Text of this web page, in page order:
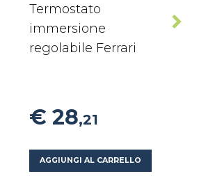
Termostato
immersione
regolabile Ferrari
€ 28,21
AGGIUNGI AL CARRELLO